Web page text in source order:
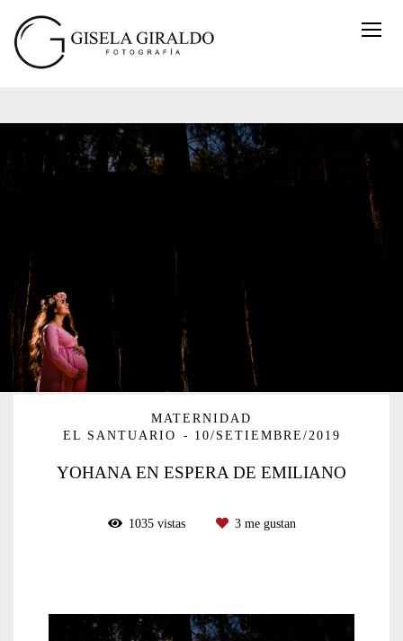
MATERNIDAD
EL SANTUARIO
10/SETIEMBRE/2019
YOHANA EN ESPERA DE EMILIANO
1035vistas 3me gustan